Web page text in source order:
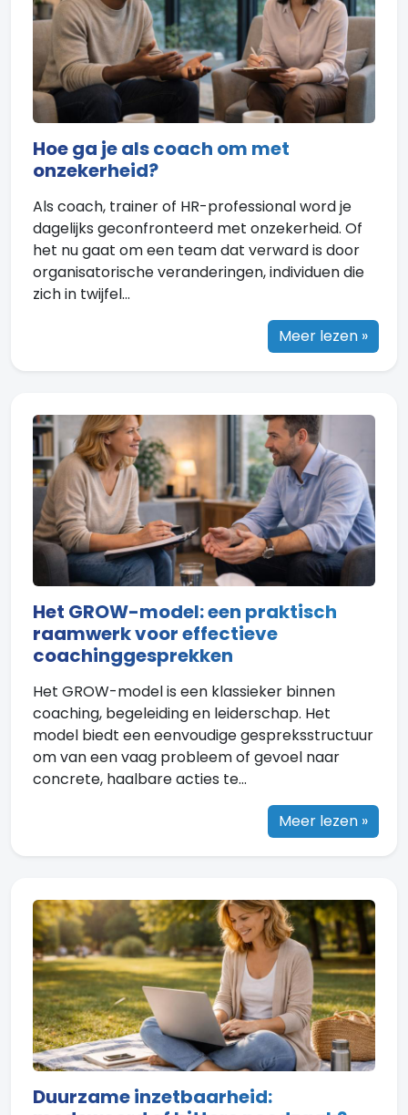
Hoe ga je als coach om met
onzekerheid?
Als coach, trainer of HR-professional word je
dagelijks geconfronteerd met onzekerheid. Of
het nu gaat om een team dat verward is door
organisatorische veranderingen, individuen die
zich in twijfel...
Meer lezen »
Het GROW-model: een praktisch
raamwerk voor effectieve
coachinggesprekken
Het GROW-model is een klassieker binnen
coaching, begeleiding en leiderschap. Het
model biedt een eenvoudige gespreksstructuur
om van een vaag probleem of gevoel naar
concrete, haalbare acties te...
Meer lezen »
Duurzame inzetbaarheid: